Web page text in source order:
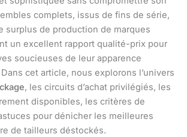
complets, issus de fins de série,
surplus de production de marques
un excellent rapport qualité-prix pour
soucieuses de leur apparence
cet article, nous explorons l’univers
, les circuits d’achat privilégiés, les
disponibles, les critères de
pour dénicher les meilleures
de tailleurs déstockés.